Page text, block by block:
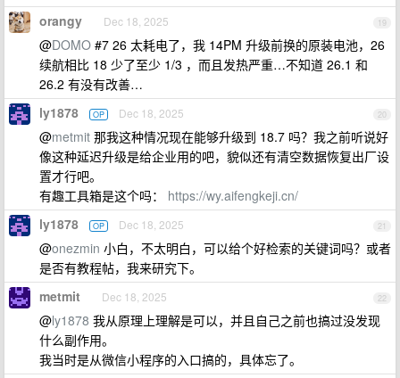
19
orangy Dec 18, 2025
@DOMO #7 26 太耗电了，我 14PM 升级前换的原装电池，26
续航相比 18 少了至少 1/3 ，而且发热严重…不知道 26.1 和
26.2 有没有改善…
20
ly1878 OP Dec 18, 2025
@metmit 那我这种情况现在能够升级到 18.7 吗？我之前听说好
像这种延迟升级是给企业用的吧，貌似还有清空数据恢复出厂设
置才行吧。
有趣工具箱是这个吗： https://wy.aifengkeji.cn/
21
ly1878 OP Dec 18, 2025
@onezmin 小白，不太明白，可以给个好检索的关键词吗？或者
是否有教程帖，我来研究下。
22
metmit Dec 18, 2025
@ly1878 我从原理上理解是可以，并且自己之前也搞过没发现
什么副作用。
我当时是从微信小程序的入口搞的，具体忘了。